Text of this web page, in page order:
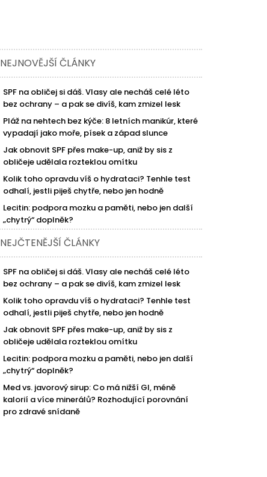
NEJNOVĚJŠÍ ČLÁNKY
SPF na obličej si dáš. Vlasy ale necháš celé léto
bez ochrany – a pak se divíš, kam zmizel lesk
Pláž na nehtech bez kýče: 8 letních manikúr, které
vypadají jako moře, písek a západ slunce
Jak obnovit SPF přes make-up, aniž by sis z
obličeje udělala rozteklou omítku
Kolik toho opravdu víš o hydrataci? Tenhle test
odhalí, jestli piješ chytře, nebo jen hodně
Lecitin: podpora mozku a paměti, nebo jen další
„chytrý“ doplněk?
NEJČTENĚJŠÍ ČLÁNKY
SPF na obličej si dáš. Vlasy ale necháš celé léto
bez ochrany – a pak se divíš, kam zmizel lesk
Kolik toho opravdu víš o hydrataci? Tenhle test
odhalí, jestli piješ chytře, nebo jen hodně
Jak obnovit SPF přes make-up, aniž by sis z
obličeje udělala rozteklou omítku
Lecitin: podpora mozku a paměti, nebo jen další
„chytrý“ doplněk?
Med vs. javorový sirup: Co má nižší GI, méně
kalorií a více minerálů? Rozhodující porovnání
pro zdravé snídaně